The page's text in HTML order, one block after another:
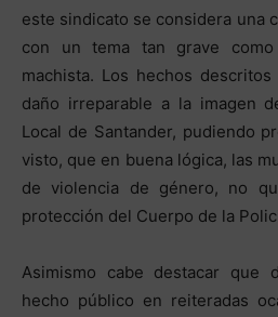
este sindicato se considera una
con un tema tan grave
machista. Los hechos
daño irreparable a la imagen
Local de Santander, pudiendo
visto, que en buena lógica, las
de violencia de género, no
protección del Cuerpo de la
Asimismo cabe destacar que
hecho público en reiteradas